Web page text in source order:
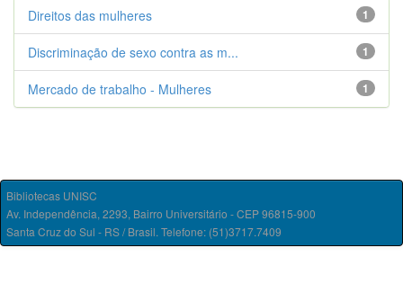
1
Direitos das mulheres
1
Discriminação de sexo contra as m...
1
Mercado de trabalho - Mulheres
Bibliotecas UNISC
Av. Independência, 2293, Bairro Universitário - CEP 96815-900
Santa Cruz do Sul - RS / Brasil. Telefone: (51)3717.7409